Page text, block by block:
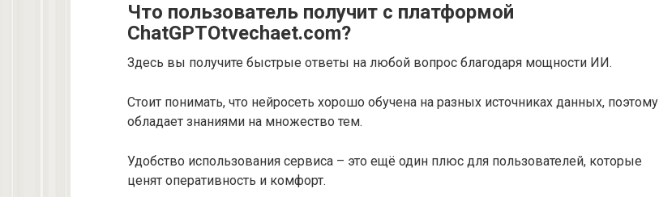
Что пользователь получит с платформой
ChatGPTOtvechaet.com?
Здесь вы получите быстрые ответы на любой вопрос благодаря мощности ИИ.
Стоит понимать, что нейросеть хорошо обучена на разных источниках данных, поэтому
обладает знаниями на множество тем.
Удобство использования сервиса – это ещё один плюс для пользователей, которые
ценят оперативность и комфорт.